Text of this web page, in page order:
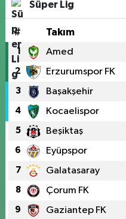
Süper Lig
# Takım
1 Amed
2 Erzurumspor FK
3 Başakşehir
4 Kocaelispor
5 Beşiktaş
6 Eyüpspor
7 Galatasaray
8 Çorum FK
9 Gaziantep FK